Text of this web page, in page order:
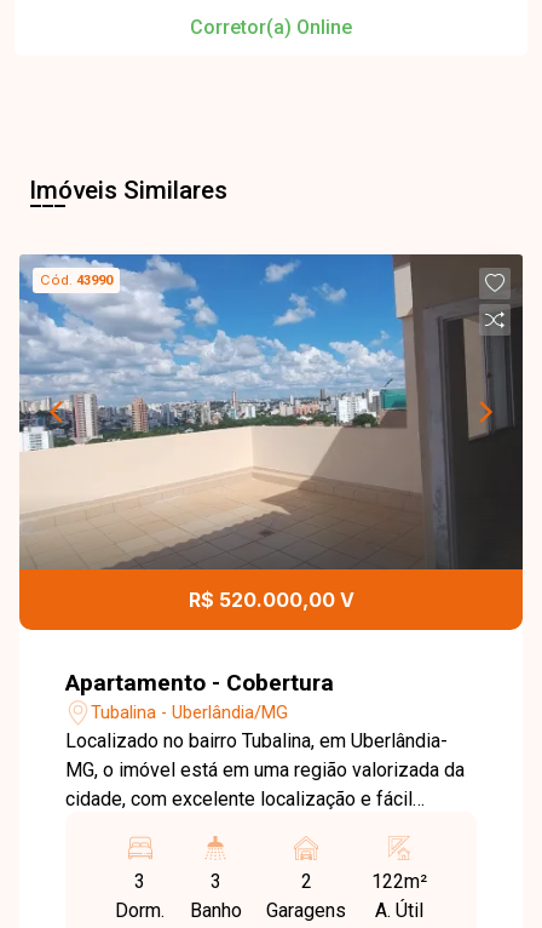
Corretor(a) Online
Imóveis Similares
Cód.43990
R$ 520.000,00 V
Apartamento - Cobertura
Tubalina - Uberlândia/MG
Localizado no bairro Tubalina, em Uberlândia-
MG, o imóvel está em uma região valorizada da
cidade, com excelente localização e fácil
Clube, o bairro conta com boa infraestrutura de
comércios, escolas e serviços, oferecendo
praticidade e qualidade de vida. Cobertura
3
Dorm.
3
Banho
2
Garagens
122m²
A. Útil